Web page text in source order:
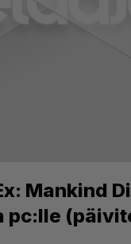
Mankind
pc:lle